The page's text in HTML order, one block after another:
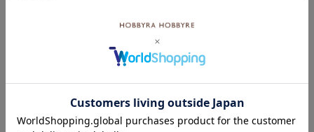
カートに入れる